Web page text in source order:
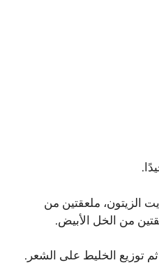
الزيتون، ملعقتين من
من الخل الأبيض.
توزيع الخليط على الشعر.